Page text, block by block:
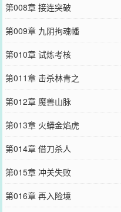
第008章 接连突破
第009章 九阴拘魂幡
第010章 试炼考核
第011章 击杀林青之
第012章 魔兽山脉
第013章 火蟒金焰虎
第014章 借刀杀人
第015章 冲关失败
第016章 再入险境